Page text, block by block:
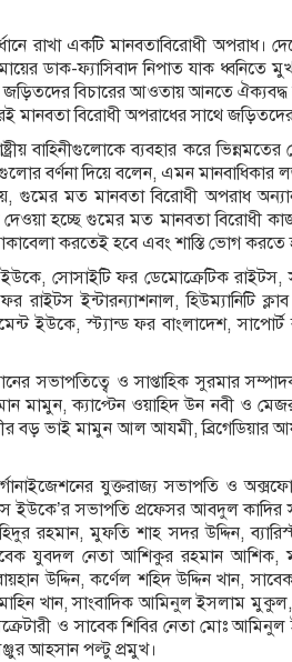
রাখা একটি মানবতাবিরোধী অপরাধ।
ডাক-ফ্যাসিবাদ নিপাত যাক ধ্বনিতে
জড়িতদের বিচারের আওতায় আনতে
মানবতা বিরোধী অপরাধের সাথে
বাহিনীগুলোকে ব্যবহার করে
বর্ণনা দিয়ে বলেন, এমন মানবাধিকার
গুমের মত মানবতা বিরোধী অপরাধ
দেওয়া হচ্ছে গুমের মত মানবতা
করতেই হবে এবং শাস্তি ভোগ করতে
ইউকে, সোসাইটি ফর ডেমোক্রেটিক
রাইটস ইন্টারন্যাশনাল, হিউম্যানিটি
ইউকে, স্ট্যান্ড ফর বাংলাদেশ,
সভাপতিত্বে ও সাপ্তাহিক সুরমার
মামুন, ক্যাপ্টেন ওয়াহিদ উন নবী ও
বড় ভাই মামুন আল আযমী, ব্রিগেডিয়ার
যুক্তরাজ্য সভাপতি ও
ইউকে’র সভাপতি প্রফেসর আবদুল
রহমান, মুফতি শাহ সদর উদ্দিন,
যুবদল নেতা আশিকুর রহমান আশিক,
উদ্দিন, কর্ণেল শহিদ উদ্দিন খান,
মাহিন খান, সাংবাদিক আমিনুল ইসলাম
ও সাবেক শিবির নেতা মোঃ
আহসান পল্টু প্রমুখ।